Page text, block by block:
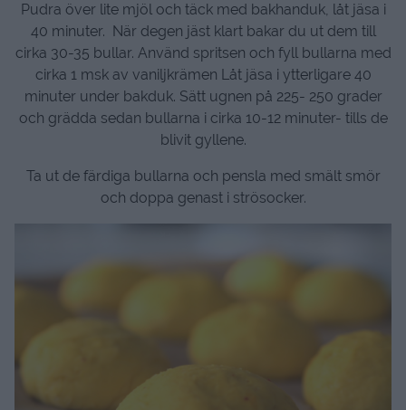
Pudra över lite mjöl och täck med bakhanduk, låt jäsa i
40 minuter. När degen jäst klart bakar du ut dem till
cirka 30-35 bullar. Använd spritsen och fyll bullarna med
cirka 1 msk av vaniljkrämen Låt jäsa i ytterligare 40
minuter under bakduk. Sätt ugnen på 225- 250 grader
och grädda sedan bullarna i cirka 10-12 minuter- tills de
blivit gyllene.
Ta ut de färdiga bullarna och pensla med smält smör
och doppa genast i strösocker.